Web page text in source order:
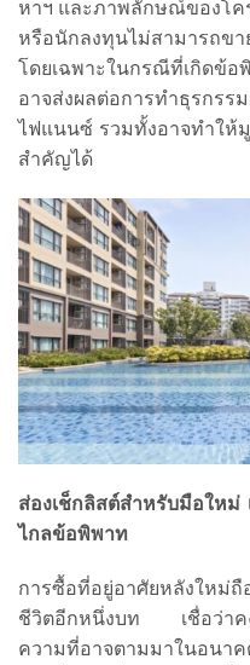
หาฯ และภาพลักษณ์ของโค
หรือนักลงทุนไม่สามารถขา
โดยเฉพาะในกรณีที่เกิดข้
อาจส่งผลต่อการทำธุรก
ไฟแนนซ์ รวมทั้งอาจทำให้
สำคัญได้
ส่องเช็กลิสต์สำหรับมือใหม่
ไกลข้อพิพาท
การซื้อที่อยู่อาศัยหลังใหม่ถื
ชีวิตอีกหนึ่งบท เชื่อว่าค
ความที่อาจตามมาในอนา